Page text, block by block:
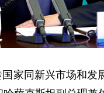
家同新兴市场和